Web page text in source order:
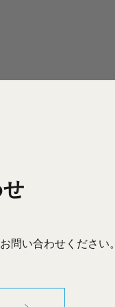
問い合わせください